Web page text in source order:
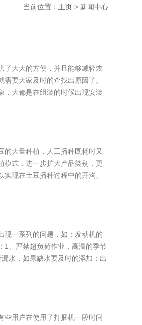
当前位置： 主页> 新闻中心
了大大的方便，并且能够减轻农
要大家及时的查找出原因了。
，大都是在组装的时候出现安装
的大量种植，人工播种既耗时又
模式，进一步扩大产品类别，更
现在土豆播种过程中的开沟、
现一系列的问题，如：发动机的
1、严禁超负荷作业，高温的季节
水，如果缺水要及时的添加；出
些用户在使用了打捆机一段时间